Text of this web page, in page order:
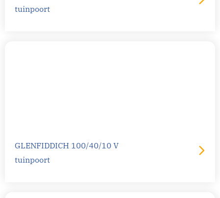
tuinpoort
GLENFIDDICH 100/40/10 V
tuinpoort